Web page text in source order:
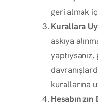
geri almak
Kurallara
askıya
kurallarına